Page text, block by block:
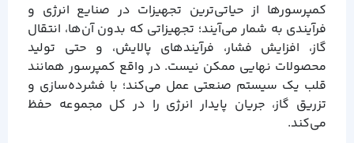
کمپرسورها از حیاتی‌ترین تجهیزات در صنایع انرژی و
فرآیندی به شمار می‌آیند؛ تجهیزاتی که بدون آن‌ها، انتقال
گاز، افزایش فشار، فرآیندهای پالایش، و حتی تولید
محصولات نهایی ممکن نیست. در واقع کمپرسور همانند
قلب یک سیستم صنعتی عمل می‌کند؛ با فشرده‌سازی و
تزریق گاز، جریان پایدار انرژی را در کل مجموعه حفظ
می‌کند.